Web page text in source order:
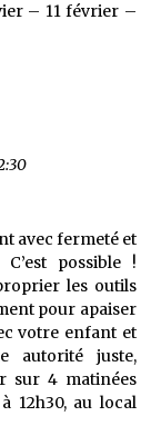
– 11 février –
avec fermeté et
possible !
les outils
pour apaiser
votre enfant et
autorité juste,
sur 4 matinées
12h30, au local